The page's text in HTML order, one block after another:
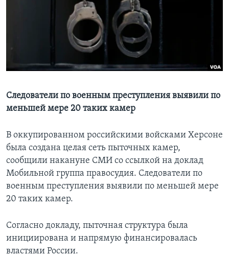
Learning English
Языки
Следователи по военным преступления выявили по
меньшей мере 20 таких камер
В оккупированном российскими войсками Херсоне
была создана целая сеть пыточных камер,
сообщили накануне СМИ со ссылкой на доклад
Мобильной группа правосудия. Следователи по
военным преступления выявили по меньшей мере
20 таких камер.
Согласно докладу, пыточная структура была
инициирована и напрямую финансировалась
властями России.